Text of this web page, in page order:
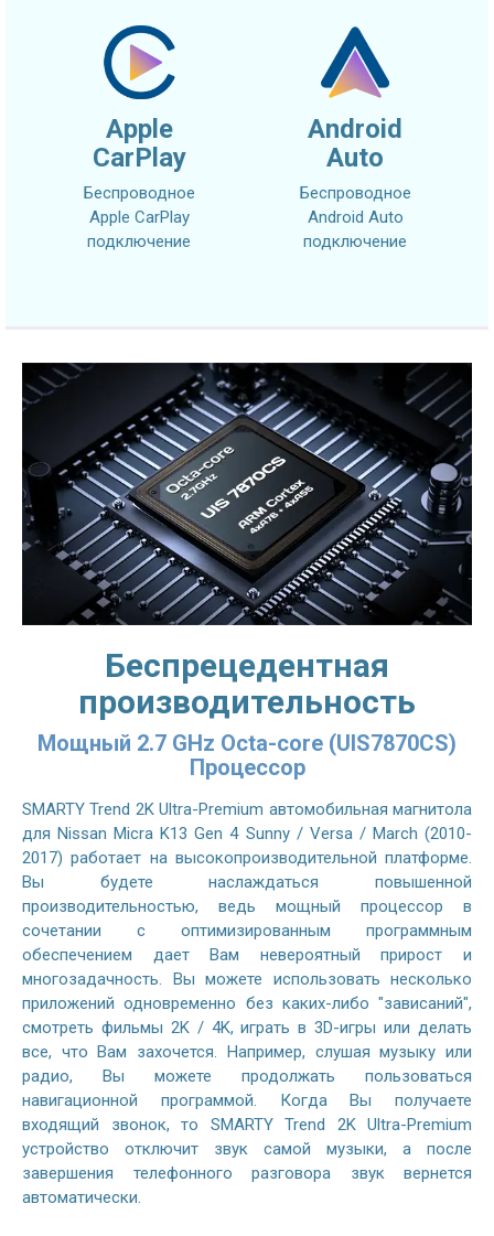
Apple
CarPlay
Беспроводное
Apple CarPlay
подключение
Android
Auto
Беспроводное
Android Auto
подключение
Беспрецедентная
производительность
Мощный 2.7 GHz Octa-core (UIS7870CS)
Процессор
SMARTY Trend 2K Ultra-Premium автомобильная магнитола
для Nissan Micra K13 Gen 4 Sunny / Versa / March (2010-
2017) работает на высокопроизводительной платформе.
Вы будете наслаждаться повышенной
производительностью, ведь мощный процессор в
сочетании с оптимизированным программным
обеспечением дает Вам невероятный прирост и
многозадачность. Вы можете использовать несколько
приложений одновременно без каких-либо "зависаний",
смотреть фильмы 2K / 4K, играть в 3D-игры или делать
все, что Вам захочется. Например, слушая музыку или
радио, Вы можете продолжать пользоваться
навигационной программой. Когда Вы получаете
входящий звонок, то SMARTY Trend 2K Ultra-Premium
устройство отключит звук самой музыки, а после
завершения телефонного разговора звук вернется
автоматически.